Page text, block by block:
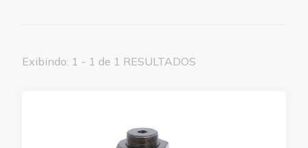
Exibindo: 1 - 1 de 1 RESULTADOS